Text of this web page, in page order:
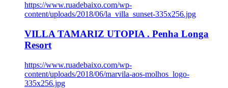
https://www.ruadebaixo.com/wp-
content/uploads/2018/06/la_villa_sunset-335x256.jpg
VILLA TAMARIZ UTOPIA . Penha Longa
Resort
https://www.ruadebaixo.com/wp-
content/uploads/2018/06/marvila-aos-molhos_logo-
335x256.jpg